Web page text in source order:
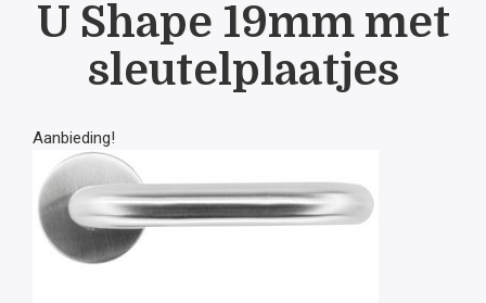
U Shape 19mm met
sleutelplaatjes
Aanbieding!